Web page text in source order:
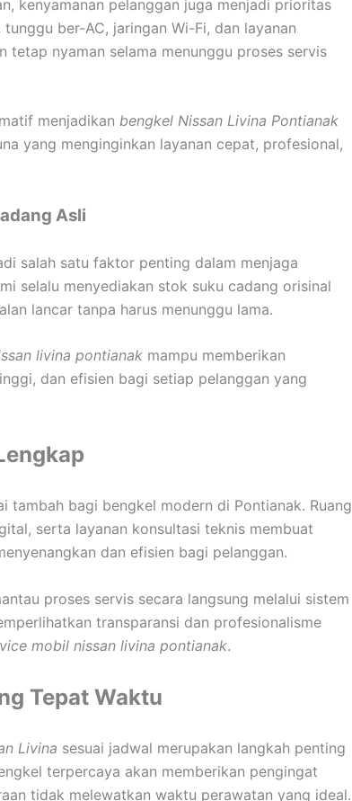
kenyamanan pelanggan juga menjadi prioritas
ber-AC, jaringan Wi-Fi, dan layanan
tetap nyaman selama menunggu proses servis
menjadikan bengkel Nissan Livina Pontianak
yang menginginkan layanan cepat, profesional,
Asli
salah satu faktor penting dalam menjaga
selalu menyediakan stok suku cadang orisinal
lancar tanpa harus menunggu lama.
livina pontianakmampu memberikan
dan efisien bagi setiap pelanggan yang
tambah bagi bengkel modern di Pontianak. Ruang
serta layanan konsultasi teknis membuat
dan efisien bagi pelanggan.
proses servis secara langsung melalui sistem
transparansi dan profesionalisme
mobil nissan livina pontianak.
Tepat Waktu
Livina sesuai jadwal merupakan langkah penting
terpercaya akan memberikan pengingat
tidak melewatkan waktu perawatan yang ideal.